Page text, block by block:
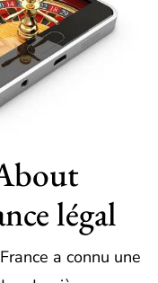
légal
a connu une